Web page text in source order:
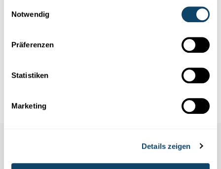
Notwendig
Präferenzen
Statistiken
Marketing
Details zeigen
Infobox zu den „d’Georges Kayser